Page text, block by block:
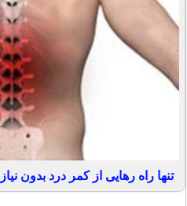
تنها راه رهایی از کمر درد بدون